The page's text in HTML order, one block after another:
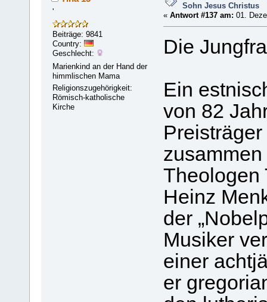
'
Beiträge: 9841
Country:
Geschlecht:
Marienkind an der Hand der
himmlischen Mama
Religionszugehörigkeit:
Römisch-katholische
Kirche
Sohn Jesus Christus
« Antwort #137 am: 01.
Die
Ein
von 82
Theologen
Heinz
der
Musiker
einer
er